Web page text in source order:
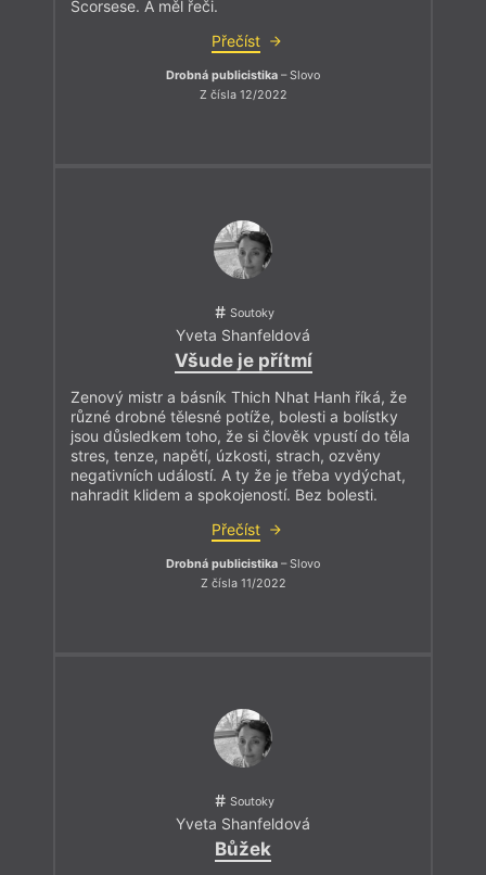
Scorsese. A měl řeči.
Přečíst
Drobná publicistika – Slovo
Z čísla 12/2022
Soutoky
Yveta Shanfeldová
Všude je přítmí
Zenový mistr a básník Thich Nhat Hanh říká, že
různé drobné tělesné potíže, bolesti a bolístky
jsou důsledkem toho, že si člověk vpustí do těla
stres, tenze, napětí, úzkosti, strach, ozvěny
negativních událostí. A ty že je třeba vydýchat,
nahradit klidem a spokojeností. Bez bolesti.
Přečíst
Drobná publicistika – Slovo
Z čísla 11/2022
Soutoky
Yveta Shanfeldová
Bůžek